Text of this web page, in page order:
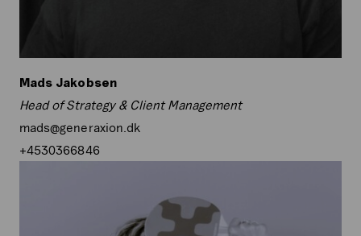
Mads Jakobsen
Head of Strategy & Client Management
mads@generaxion.dk
+4530366846